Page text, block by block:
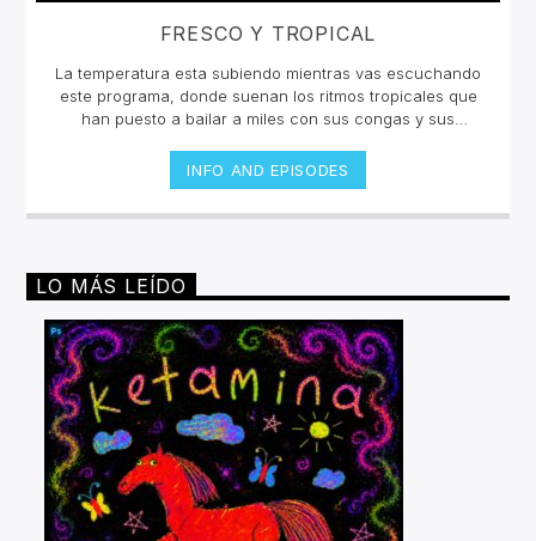
FRESCO Y TROPICAL
La temperatura esta subiendo mientras vas escuchando
este programa, donde suenan los ritmos tropicales que
han puesto a bailar a miles con sus congas y sus
Desde la poderosa Salsa hasta el merengue más
guapachoso pasando por la neotropicalia que está
sacudiendo a América, Europa y Asia, "Fuego en la
a 4pm por invencible.net
INFO AND EPISODES
LO MÁS LEÍDO